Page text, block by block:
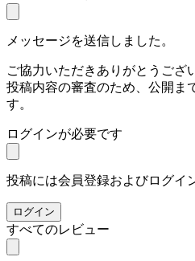
メッセージを送信しました。
ご協力いただきありがとうござ
投稿内容の審査のため、公開ま
す。
ログインが必要です
投稿には会員登録およびログイ
ログイン
すべてのレビュー